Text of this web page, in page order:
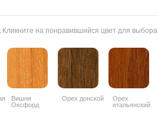
Кликните на понравившийся цвет для выбора
Вишня
Оксфорд
Орех донской
Орех
итальянский